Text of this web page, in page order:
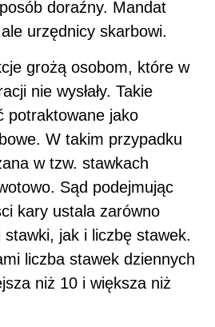
doraźny. Mandat
urzędnicy skarbowi.
grożą osobom, które w
nie wysłały. Takie
potraktowane jako
W takim przypadku
w tzw. stawkach
Sąd podejmując
kary ustala zarówno
jak i liczbę stawek.
liczba stawek dziennych
niż 10 i większa niż